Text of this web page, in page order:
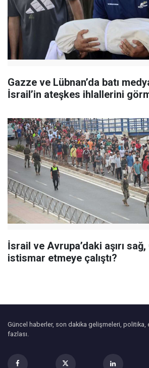
Gazze ve Lübnan’da batı
İsrail’in ateşkes ihlallerini
İsrail ve Avrupa’daki aşırı sağ,
istismar etmeye çalıştı?
Güncel haberler, son dakika gelişmeleri, politika,
fazlası.